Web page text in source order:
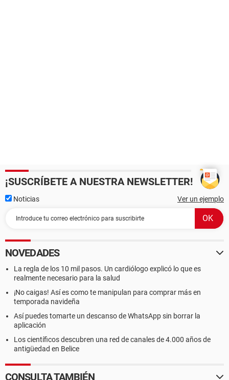
¡SUSCRÍBETE A NUESTRA NEWSLETTER!
Noticias Ver un ejemplo
NOVEDADES
La regla de los 10 mil pasos. Un cardiólogo explicó lo que es
realmente necesario para la salud
¡No caigas! Así es como te manipulan para comprar más en
temporada navideña
Así puedes tomarte un descanso de WhatsApp sin borrar la
aplicación
Los científicos descubren una red de canales de 4.000 años de
antigüedad en Belice
CONSULTA TAMBIÉN